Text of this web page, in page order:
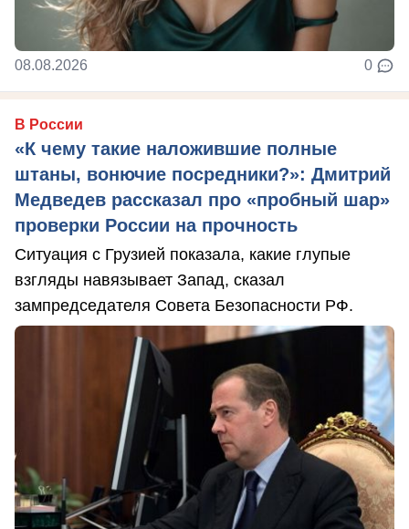
08.08.2026 0
В России
«К чему такие наложившие полные
штаны, вонючие посредники?»: Дмитрий
Медведев рассказал про «пробный шар»
проверки России на прочность
Ситуация с Грузией показала, какие глупые
взгляды навязывает Запад, сказал
зампредседателя Совета Безопасности РФ.